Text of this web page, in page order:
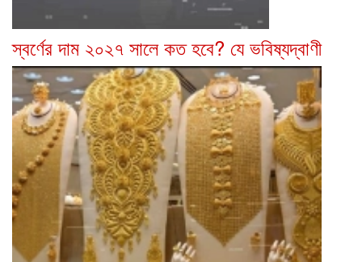
স্বর্ণের দাম ২০২৭ সালে কত হবে? যে ভবিষ্যদ্বাণী